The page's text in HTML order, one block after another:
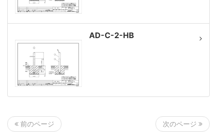
AD-C-2-HB
前のページ 次のページ